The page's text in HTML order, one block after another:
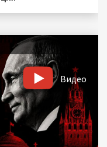
Видео